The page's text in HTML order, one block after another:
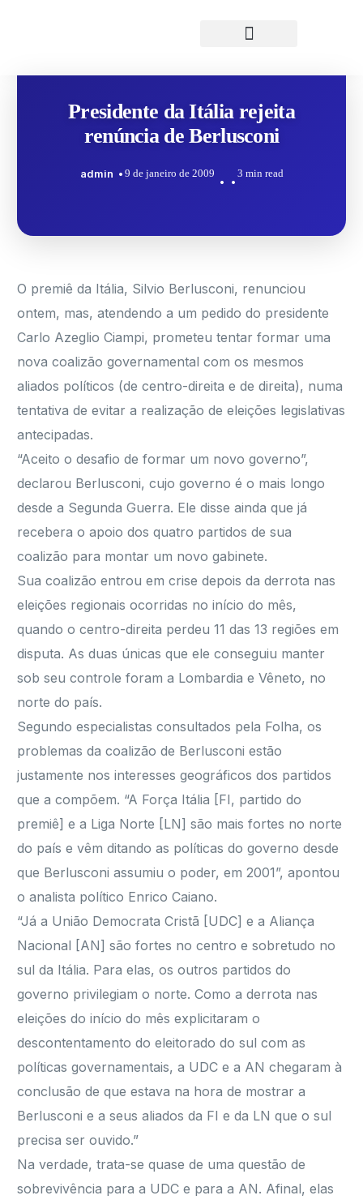
Presidente da Itália rejeita
renúncia de Berlusconi
admin 9 de janeiro de 2009 3 min read
O premiê da Itália, Silvio Berlusconi, renunciou
ontem, mas, atendendo a um pedido do presidente
Carlo Azeglio Ciampi, prometeu tentar formar uma
nova coalizão governamental com os mesmos
aliados políticos (de centro-direita e de direita), numa
tentativa de evitar a realização de eleições legislativas
antecipadas.
“Aceito o desafio de formar um novo governo”,
declarou Berlusconi, cujo governo é o mais longo
desde a Segunda Guerra. Ele disse ainda que já
recebera o apoio dos quatro partidos de sua
coalizão para montar um novo gabinete.
Sua coalizão entrou em crise depois da derrota nas
eleições regionais ocorridas no início do mês,
quando o centro-direita perdeu 11 das 13 regiões em
disputa. As duas únicas que ele conseguiu manter
sob seu controle foram a Lombardia e Vêneto, no
norte do país.
Segundo especialistas consultados pela Folha, os
problemas da coalizão de Berlusconi estão
justamente nos interesses geográficos dos partidos
que a compõem. “A Força Itália [FI, partido do
premiê] e a Liga Norte [LN] são mais fortes no norte
do país e vêm ditando as políticas do governo desde
que Berlusconi assumiu o poder, em 2001”, apontou
o analista político Enrico Caiano.
“Já a União Democrata Cristã [UDC] e a Aliança
Nacional [AN] são fortes no centro e sobretudo no
sul da Itália. Para elas, os outros partidos do
governo privilegiam o norte. Como a derrota nas
eleições do início do mês explicitaram o
descontentamento do eleitorado do sul com as
políticas governamentais, a UDC e a AN chegaram à
conclusão de que estava na hora de mostrar a
Berlusconi e a seus aliados da FI e da LN que o sul
precisa ser ouvido.”
Na verdade, trata-se quase de uma questão de
sobrevivência para a UDC e para a AN. Afinal, elas